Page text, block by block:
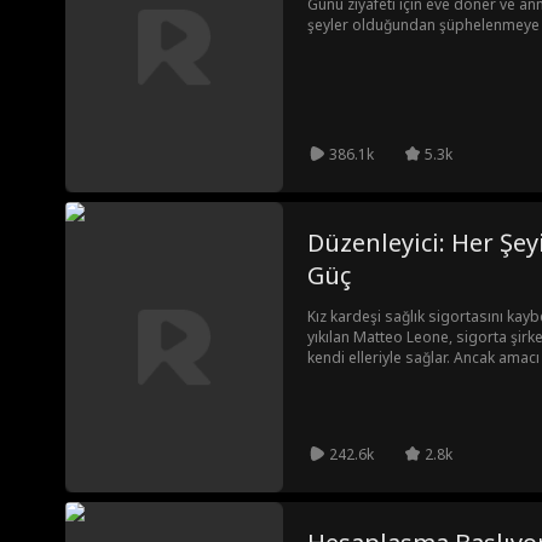
Günü ziyafeti için eve döner ve
şeyler olduğundan şüphelenmeye
386.1k 5.3k
Düzenleyici: Her
Güç
Kız kardeşi sağlık sigortasını
yıkılan Matteo Leone, sigorta
kendi elleriyle sağlar. Ancak
o acımasız CEO'ların
sürede kahramanına dönüşür.
242.6k 2.8k